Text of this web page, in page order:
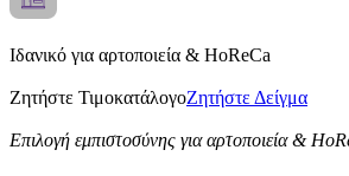
Ιδανικό για αρτοποιεία & HoReCa
Ζητήστε ΤιμοκατάλογοΖητήστε Δείγμα
Επιλογή εμπιστοσύνης για αρτοποιεία &